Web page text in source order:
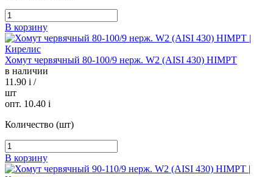
В корзину
Хомут червячный 80-100/9 нерж. W2 (AISI 430) HIMPT
в наличии
11.90 i /
шт
опт. 10.40 i
Количество (шт)
В корзину